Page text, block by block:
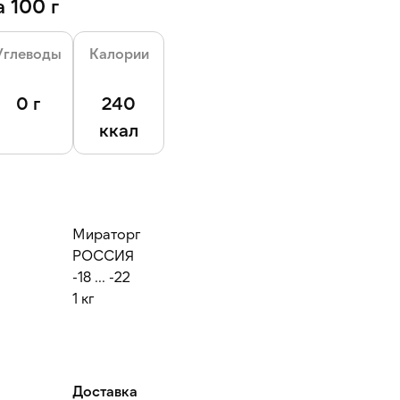
100 г
0 г
Калории
240
ккал
Мираторг
РОССИЯ
-18 ... -22
1 кг
Доставка